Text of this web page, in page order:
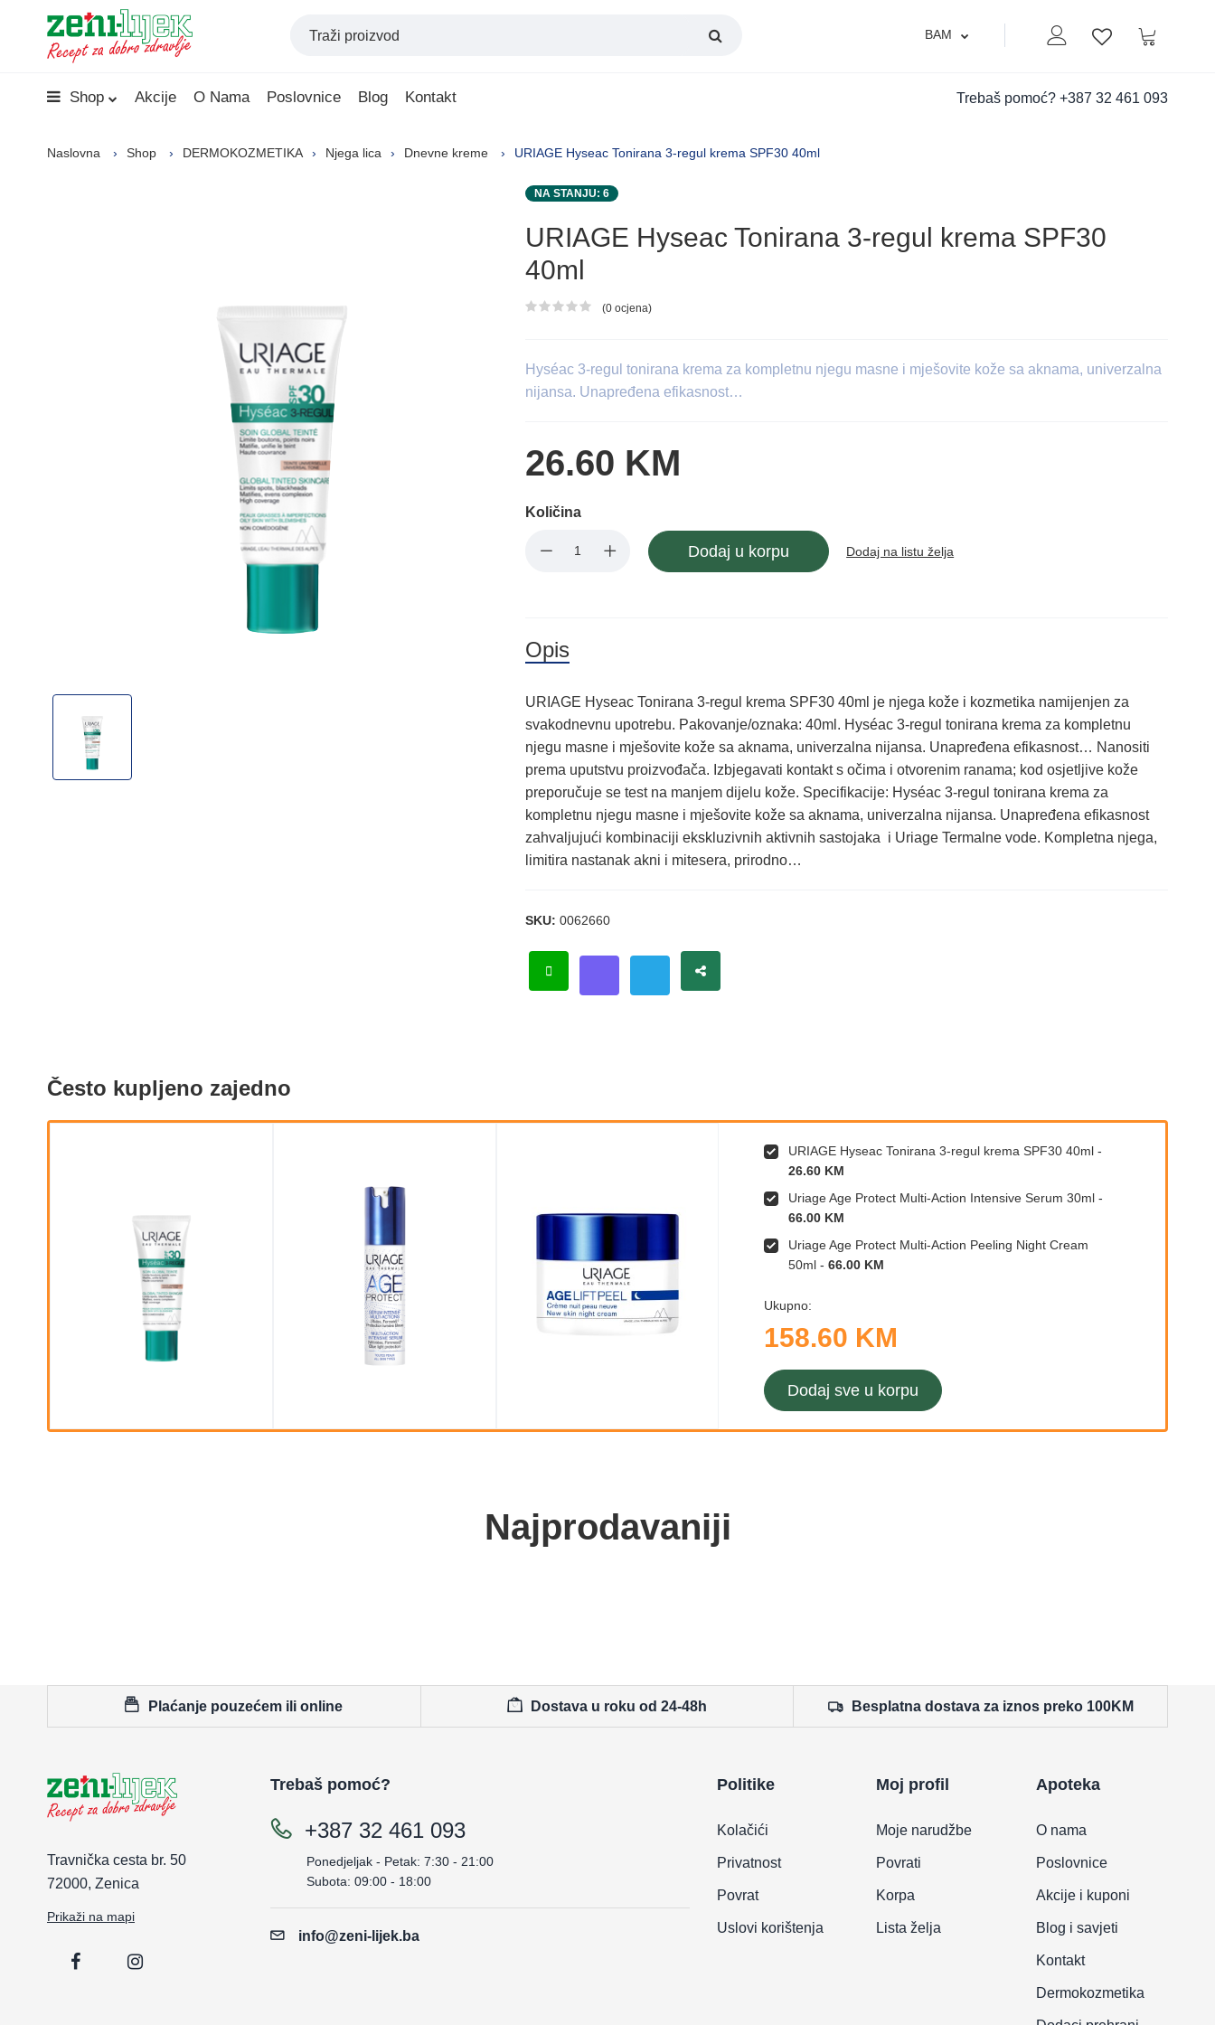
Moj nalogLista zelja
Korpa
BAM
Shop Akcije O Nama Poslovnice Blog Kontakt Trebaš pomoć? +387 32 461 093
Naslovna Shop DERMOKOZMETIKA Njega lica Dnevne kreme URIAGE Hyseac Tonirana 3-regul krema SPF30 40ml
NA STANJU: 6
URIAGE Hyseac Tonirana 3-regul krema SPF30
40ml
Ocjena proizvoda
(0 ocjena)
Hyséac 3-regul tonirana krema za kompletnu njegu masne i mješovite kože sa aknama, univerzalna
nijansa. Unapređena efikasnost…
26.60 KM
Količina
Dodaj u korpu Dodaj na listu želja
Opis
URIAGE Hyseac Tonirana 3-regul krema SPF30 40ml je njega kože i kozmetika namijenjen za
svakodnevnu upotrebu. Pakovanje/oznaka: 40ml. Hyséac 3-regul tonirana krema za kompletnu
njegu masne i mješovite kože sa aknama, univerzalna nijansa. Unapređena efikasnost… Nanositi
prema uputstvu proizvođača. Izbjegavati kontakt s očima i otvorenim ranama; kod osjetljive kože
preporučuje se test na manjem dijelu kože. Specifikacije: Hyséac 3-regul tonirana krema za
kompletnu njegu masne i mješovite kože sa aknama, univerzalna nijansa. Unapređena efikasnost
zahvaljujući kombinaciji ekskluzivnih aktivnih sastojaka i Uriage Termalne vode. Kompletna njega,
limitira nastanak akni i mitesera, prirodno…
SKU:0062660
Često kupljeno zajedno
URIAGE Hyseac Tonirana 3-regul krema SPF30 40ml -
26.60 KM
Uriage Age Protect Multi-Action Intensive Serum 30ml -
66.00 KM
Uriage Age Protect Multi-Action Peeling Night Cream
50ml -66.00 KM
Ukupno:
158.60 KM
Dodaj sve u korpu
Najprodavaniji
Plaćanje pouzećem ili online Dostava u roku od 24-48h Besplatna dostava za iznos preko 100KM
Travnička cesta br. 50
72000, Zenica
Prikaži na mapi
Trebaš pomoć?
+387 32 461 093
Ponedjeljak - Petak: 7:30 - 21:00
Subota: 09:00 - 18:00
info@zeni-lijek.ba
Politike
Kolačići
Privatnost
Povrat
Uslovi korištenja
Moj profil
Moje narudžbe
Povrati
Korpa
Lista želja
Apoteka
O nama
Poslovnice
Akcije i kuponi
Blog i savjeti
Kontakt
Dermokozmetika